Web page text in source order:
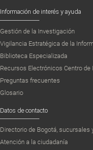
Información de interés y ayuda
Gestión de la Investigación
Vigilancia Estratégica de la
Biblioteca Especializada
Recursos Electrónicos Centro
Preguntas frecuentes
Glosario
Datos de contacto
Directorio de Bogotá, sucursales
Atención a la ciudadanía